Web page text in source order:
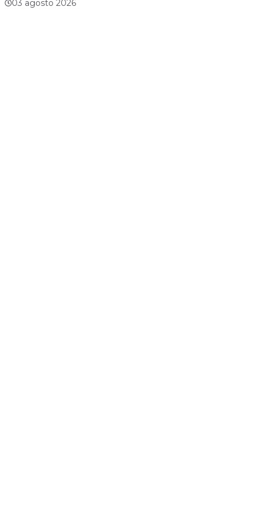
03 agosto 2026